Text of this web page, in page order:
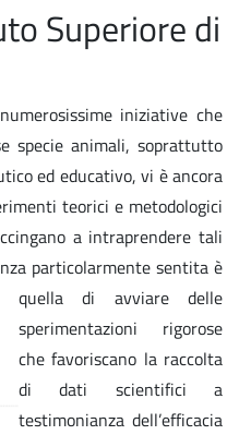
Superiore di
iniziative che
specie animali, soprattutto
ed educativo, vi è ancora
teorici e metodologici
a intraprendere tali
particolarmente sentita è
quella di avviare delle
sperimentazioni rigorose
che favoriscano la raccolta
di dati scientifici a
testimonianza dell’efficacia